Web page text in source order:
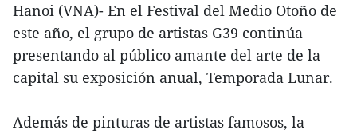
Hanoi (VNA)- En el Festival del Medio Otoño de
este año, el grupo de artistas G39 continúa
presentando al público amante del arte de la
capital su exposición anual, Temporada Lunar.
Además de pinturas de artistas famosos, la